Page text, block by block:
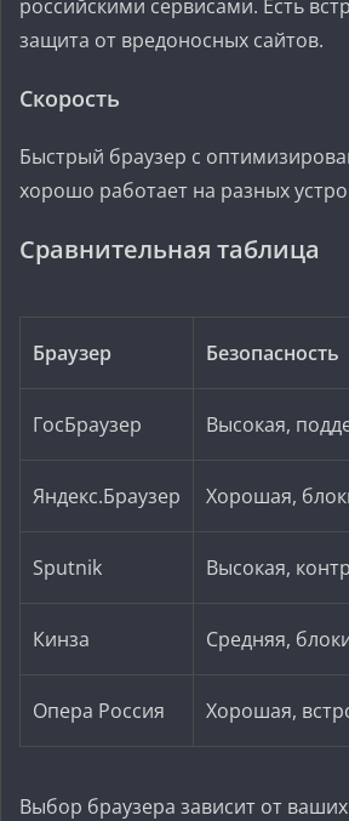
российскими сервисами. Есть
защита от вредоносных сайтов.
Скорость
Быстрый браузер с
хорошо работает на разных
Сравнительная таблица
Браузер Безопасность
ГосБраузер Высокая,
Яндекс.Браузер Хорошая,
Sputnik Высокая,
Кинза Средняя,
Опера Россия Хорошая,
Выбор браузера зависит от